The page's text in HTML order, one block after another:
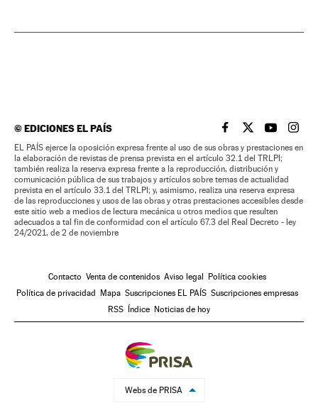
©EDICIONES EL PAÍS EL PAÍS BRASIL EN
EL PAÍSEL PAÍS
EL
EL PAÍS ejerce la oposición expresa frente al uso de sus obras y prestaciones en
la elaboración de revistas de prensa prevista en el artículo 32.1 del TRLPI;
también realiza la reserva expresa frente a la reproducción, distribución y
comunicación pública de sus trabajos y artículos sobre temas de actualidad
prevista en el artículo 33.1 del TRLPI; y, asimismo, realiza una reserva expresa
de las reproducciones y usos de las obras y otras prestaciones accesibles desde
este sitio web a medios de lectura mecánica u otros medios que resulten
adecuados a tal fin de conformidad con el artículo 67.3 del Real Decreto - ley
24/2021, de 2 de noviembre
Contacto Venta de contenidos Aviso legal Política cookies
Política de privacidad Mapa Suscripciones EL PAÍS Suscripciones empresas
RSS Índice Noticias de hoy
Webs de PRISA